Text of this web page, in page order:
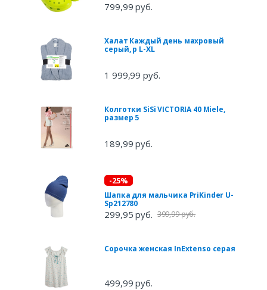
799,99 руб.
Халат Каждый день махровый
серый, р L-XL
1 999,99 руб.
Колготки SiSi VICTORIA 40 Miele,
размер 5
189,99 руб.
-25%
Шапка для мальчика PriKinder U-
Sp212780
299,95 руб. 399,99 руб.
Сорочка женская InExtenso серая
499,99 руб.